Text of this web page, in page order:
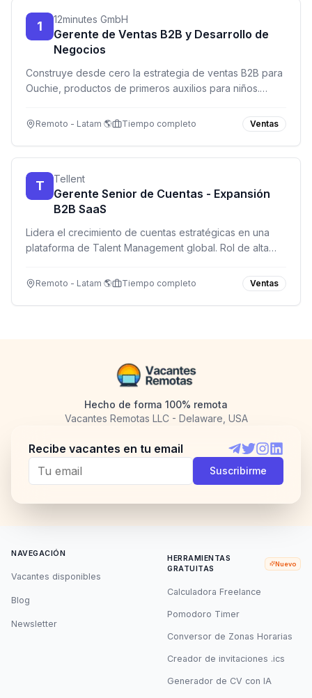
1 12minutes GmbH
Gerente de Ventas B2B y Desarrollo de
Negocios
Construye desde cero la estrategia de ventas B2B para
Ouchie, productos de primeros auxilios para niños.
Remoto - Latam 🌎 Tiempo completo Ventas
T Tellent
Gerente Senior de Cuentas - Expansión
B2B SaaS
Lidera el crecimiento de cuentas estratégicas en una
plataforma de Talent Management global. Rol de alta
comerciales.
Remoto - Latam 🌎 Tiempo completo Ventas
Hecho de forma 100% remota
Vacantes Remotas LLC - Delaware, USA
Recibe vacantes en tu email
Telegram
TwitterInstagram
Suscribirme
NAVEGACIÓN
Vacantes disponibles
Blog
Newsletter
HERRAMIENTAS
GRATUITAS
Nuevo
Calculadora Freelance
Pomodoro Timer
Conversor de Zonas Horarias
Creador de invitaciones .ics
Generador de CV con IA